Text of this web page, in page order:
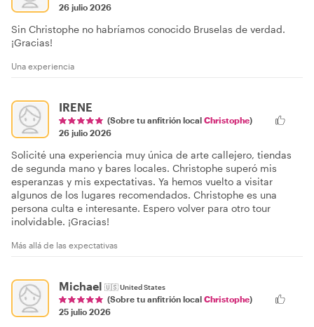
26 julio 2026
Sin Christophe no habríamos conocido Bruselas de verdad.
¡Gracias!
Una experiencia
IRENE
(Sobre tu anfitrión local Christophe)
26 julio 2026
Solicité una experiencia muy única de arte callejero, tiendas
de segunda mano y bares locales. Christophe superó mis
esperanzas y mis expectativas. Ya hemos vuelto a visitar
algunos de los lugares recomendados. Christophe es una
persona culta e interesante. Espero volver para otro tour
inolvidable. ¡Gracias!
Más allá de las expectativas
Michael 🇺🇸United States
(Sobre tu anfitrión local Christophe)
25 julio 2026